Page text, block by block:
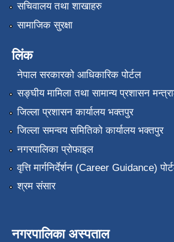
सचिवालय तथा शाखाहरु
सामाजिक सुरक्षा
लिंक
नेपाल सरकारको आधिकारिक पोर्टल
सङ्‍घीय मामिला तथा सामान्य प्रशासन
जिल्ला प्रशासन कार्यालय भक्तपुर
जिल्ला समन्वय समितिको कार्यालय भक्तपुर
नगरपालिका प्रोफाइल
वृत्ति मार्गनिर्देर्शन (Career Guidance)
श्रम संसार
नगरपालिका अस्पताल